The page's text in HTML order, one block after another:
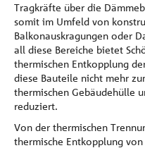
Tragkräfte über die
somit im Umfeld von
Balkonauskragungen oder
all diese Bereiche bietet
thermischen Entkopplung
diese Bauteile nicht mehr
thermischen Gebäudehülle
reduziert.
Von der thermischen
thermische Entkopplung